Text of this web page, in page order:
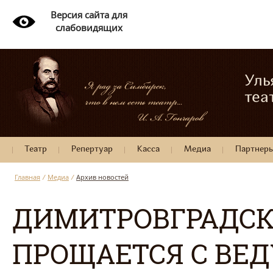
Версия сайта для
слабовидящих
Театр Репертуар Касса Медиа
Главная / Медиа / Архив новостей
ПРОЩАЕТСЯ С